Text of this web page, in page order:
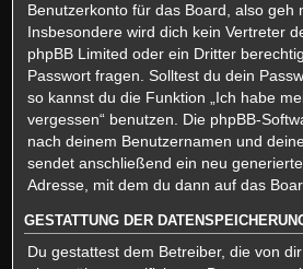
Benutzerkonto für das Board, also geh
Insbesondere wird dich kein Vertreter
phpBB Limited oder ein Dritter
Passwort fragen. Solltest du dein
so kannst du die Funktion „Ich habe
vergessen“ benutzen. Die phpBB-
nach deinem Benutzernamen und
sendet anschließend ein neu
Adresse, mit dem du dann auf das
GESTATTUNG DER
Du gestattest dem Betreiber, die von